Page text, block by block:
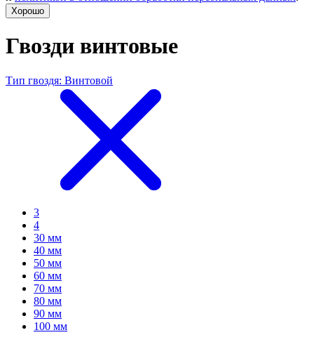
Хорошо
Гвозди винтовые
Тип гвоздя: Винтовой
3
4
30 мм
40 мм
50 мм
60 мм
70 мм
80 мм
90 мм
100 мм